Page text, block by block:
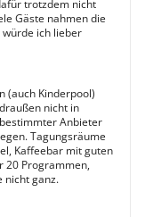
trotzdem nicht
Gäste nahmen die
ich lieber
(auch Kinderpool)
nicht in
Anbieter
Tagungsräume
Kaffeebar mit guten
20 Programmen,
nicht ganz.